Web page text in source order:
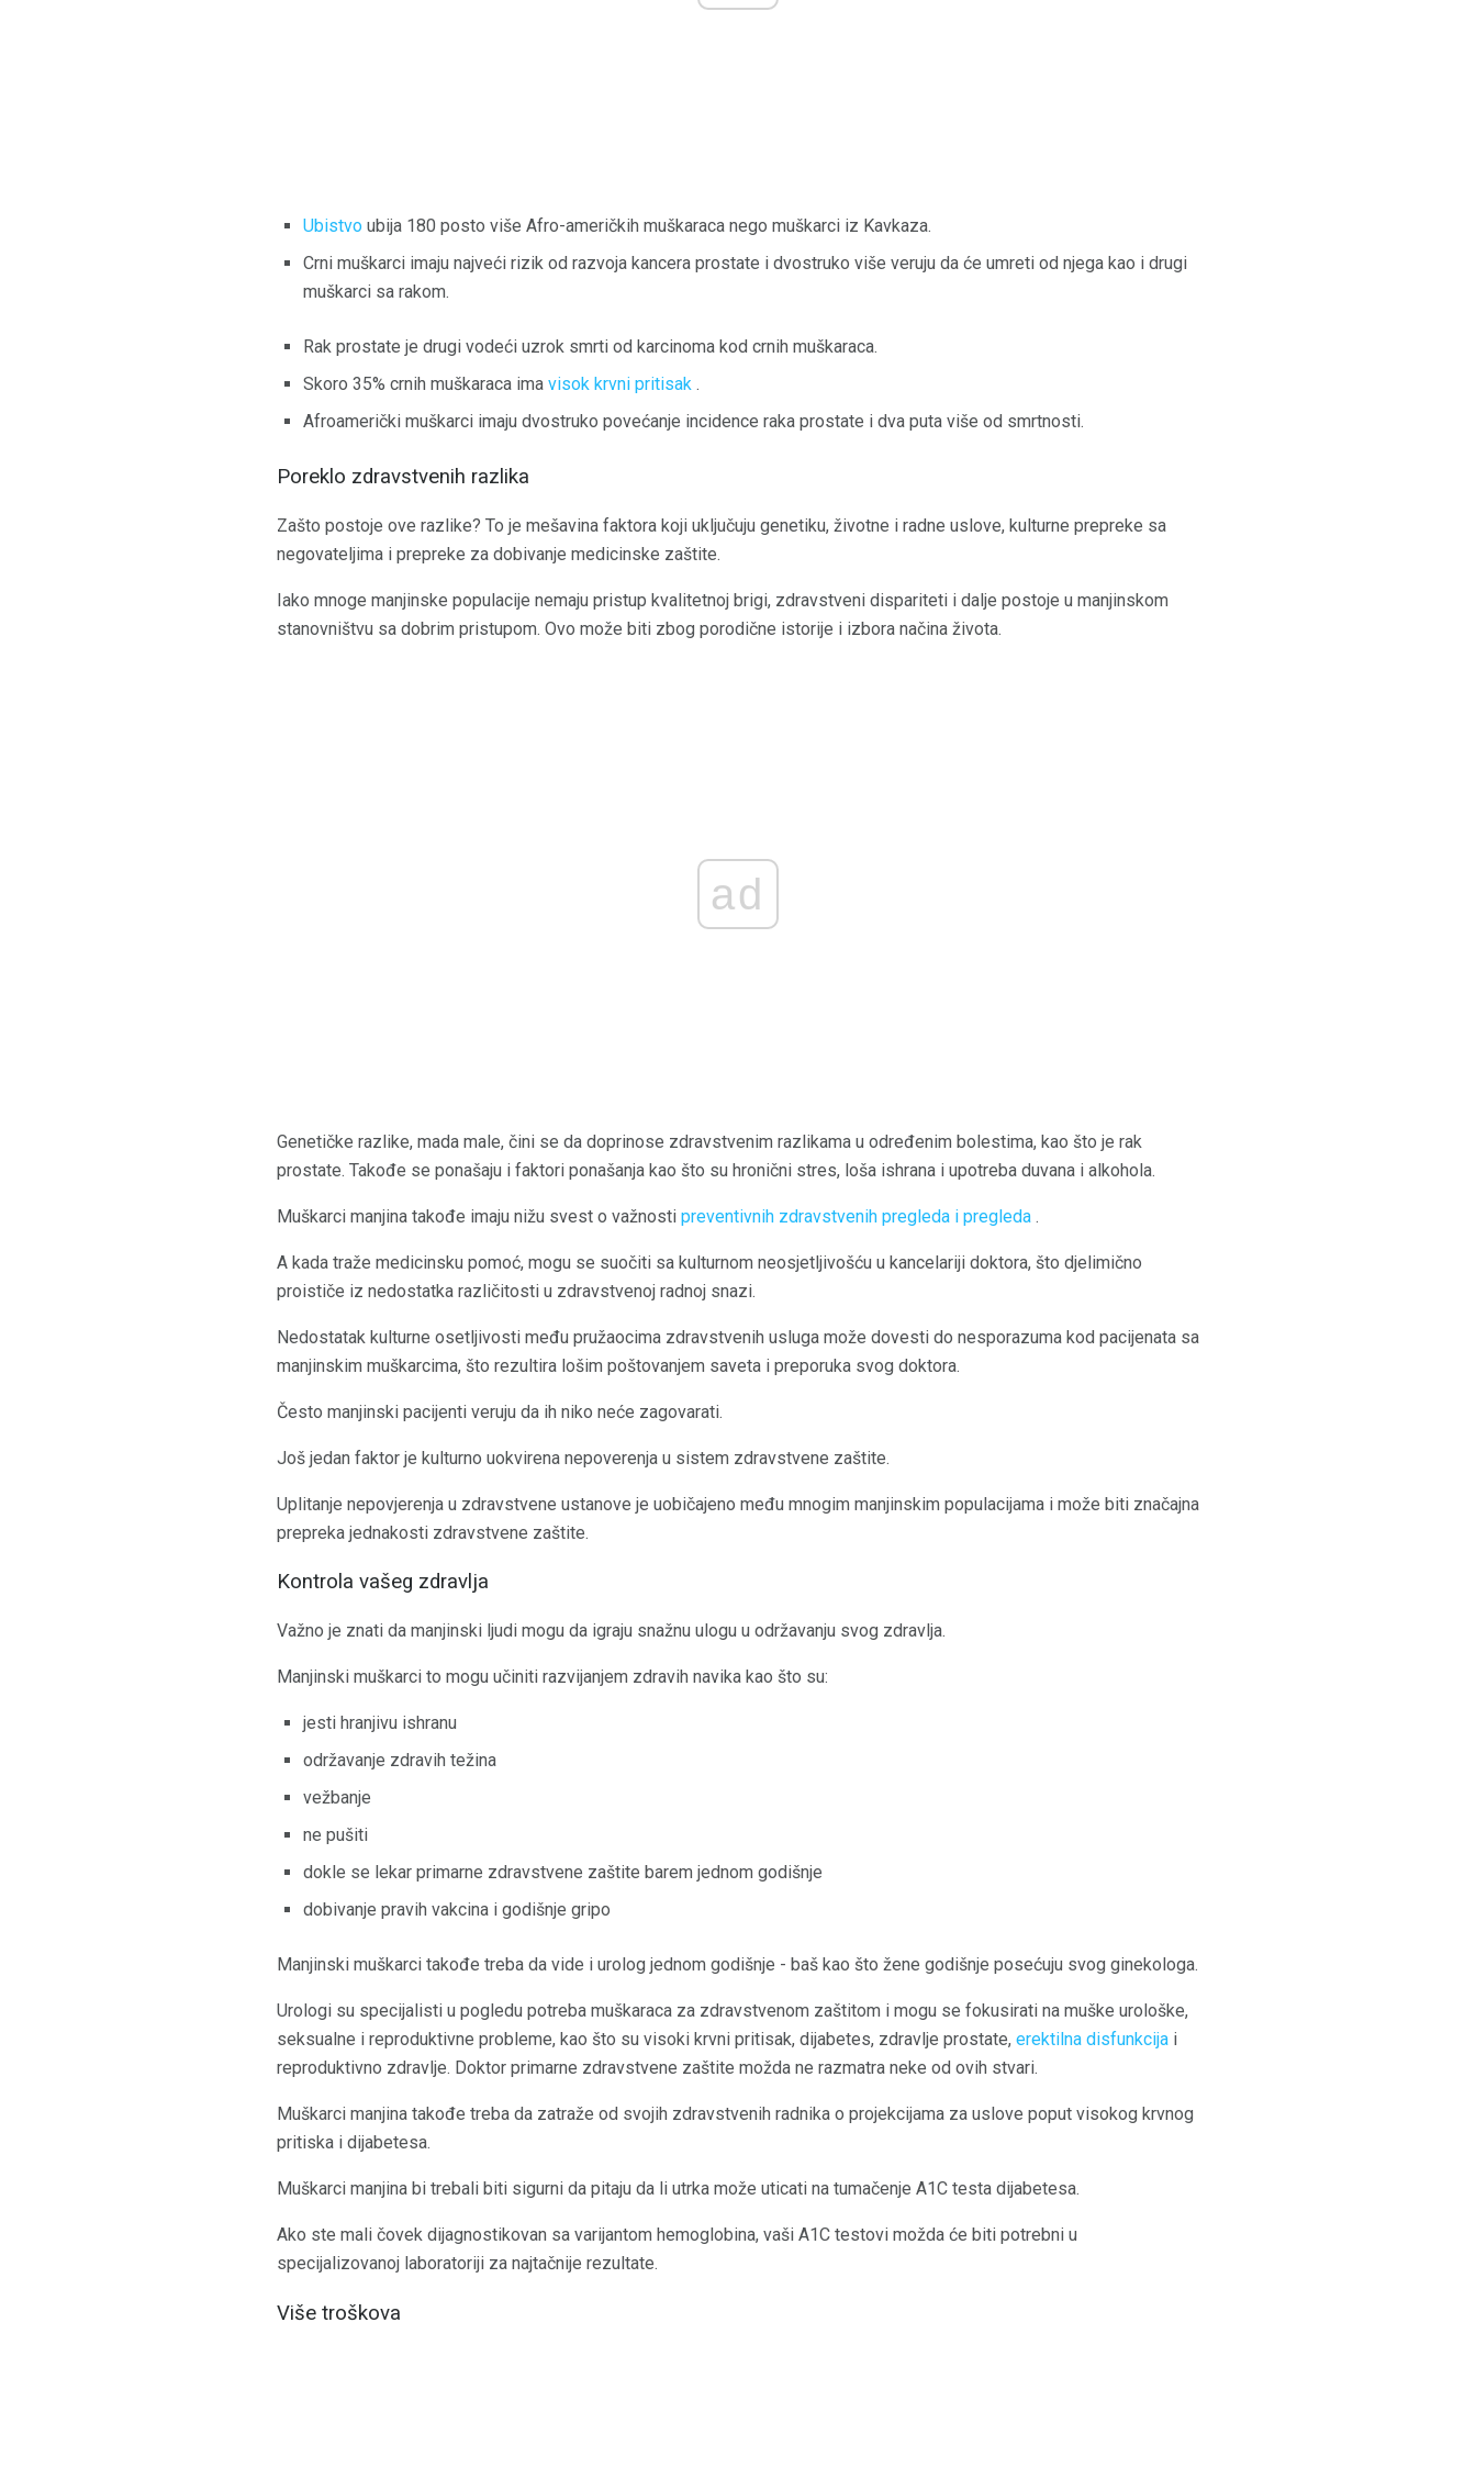
Ubistvo ubija 180 posto više Afro-američkih muškaraca nego muškarci iz Kavkaza.
Crni muškarci imaju najveći rizik od razvoja kancera prostate i dvostruko više veruju da će umreti od njega kao i drugi
muškarci sa rakom.
Rak prostate je drugi vodeći uzrok smrti od karcinoma kod crnih muškaraca.
Skoro 35% crnih muškaraca ima visok krvni pritisak .
Afroamerički muškarci imaju dvostruko povećanje incidence raka prostate i dva puta više od smrtnosti.
Poreklo zdravstvenih razlika
Zašto postoje ove razlike? To je mešavina faktora koji uključuju genetiku, životne i radne uslove, kulturne prepreke sa
negovateljima i prepreke za dobivanje medicinske zaštite.
Iako mnoge manjinske populacije nemaju pristup kvalitetnoj brigi, zdravstveni dispariteti i dalje postoje u manjinskom
stanovništvu sa dobrim pristupom. Ovo može biti zbog porodične istorije i izbora načina života.
ad
Genetičke razlike, mada male, čini se da doprinose zdravstvenim razlikama u određenim bolestima, kao što je rak
prostate. Takođe se ponašaju i faktori ponašanja kao što su hronični stres, loša ishrana i upotreba duvana i alkohola.
Muškarci manjina takođe imaju nižu svest o važnosti preventivnih zdravstvenih pregleda i pregleda .
A kada traže medicinsku pomoć, mogu se suočiti sa kulturnom neosjetljivošću u kancelariji doktora, što djelimično
proističe iz nedostatka različitosti u zdravstvenoj radnoj snazi.
Nedostatak kulturne osetljivosti među pružaocima zdravstvenih usluga može dovesti do nesporazuma kod pacijenata sa
manjinskim muškarcima, što rezultira lošim poštovanjem saveta i preporuka svog doktora.
Često manjinski pacijenti veruju da ih niko neće zagovarati.
Još jedan faktor je kulturno uokvirena nepoverenja u sistem zdravstvene zaštite.
Uplitanje nepovjerenja u zdravstvene ustanove je uobičajeno među mnogim manjinskim populacijama i može biti značajna
prepreka jednakosti zdravstvene zaštite.
Kontrola vašeg zdravlja
Važno je znati da manjinski ljudi mogu da igraju snažnu ulogu u održavanju svog zdravlja.
Manjinski muškarci to mogu učiniti razvijanjem zdravih navika kao što su:
jesti hranjivu ishranu
održavanje zdravih težina
vežbanje
ne pušiti
dokle se lekar primarne zdravstvene zaštite barem jednom godišnje
dobivanje pravih vakcina i godišnje gripo
Manjinski muškarci takođe treba da vide i urolog jednom godišnje - baš kao što žene godišnje posećuju svog ginekologa.
Urologi su specijalisti u pogledu potreba muškaraca za zdravstvenom zaštitom i mogu se fokusirati na muške urološke,
seksualne i reproduktivne probleme, kao što su visoki krvni pritisak, dijabetes, zdravlje prostate, erektilna disfunkcija i
reproduktivno zdravlje. Doktor primarne zdravstvene zaštite možda ne razmatra neke od ovih stvari.
Muškarci manjina takođe treba da zatraže od svojih zdravstvenih radnika o projekcijama za uslove poput visokog krvnog
pritiska i dijabetesa.
Muškarci manjina bi trebali biti sigurni da pitaju da li utrka može uticati na tumačenje A1C testa dijabetesa.
Ako ste mali čovek dijagnostikovan sa varijantom hemoglobina, vaši A1C testovi možda će biti potrebni u
specijalizovanoj laboratoriji za najtačnije rezultate.
Više troškova